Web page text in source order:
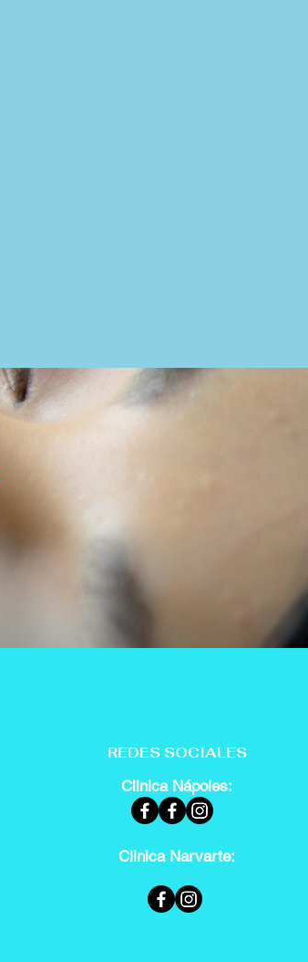
REDES SOCIALES
Clinica Nápoles:
Clinica Narvarte: